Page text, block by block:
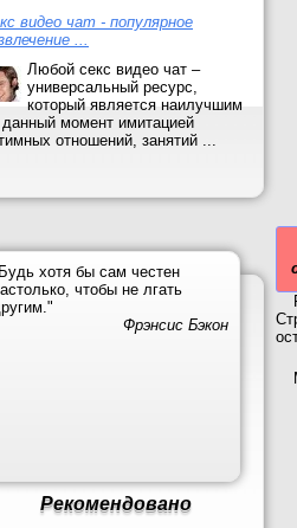
видео чат - популярное
...
Любой секс видео чат –
универсальный ресурс,
который является наилучшим
данный момент имитацией
отношений, занятий ...
хотя бы сам честен
чтобы не лгать
Фрэнсис Бэкон
Рекомендовано